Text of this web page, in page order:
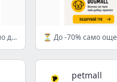
🚨 Последен шанс! До -70% за кучета само до 21.06 ⏰ ⏳ До -70% само
petmall